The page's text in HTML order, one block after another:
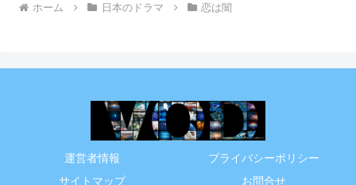
ホーム 日本のドラマ 恋は闇
運営者情報
プライバシーポリシー
サイトマップ
お問合せ